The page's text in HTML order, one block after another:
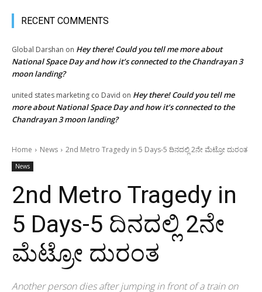
RECENT COMMENTS
Global Darshan on Hey there! Could you tell me more about
National Space Day and how it’s connected to the Chandrayan 3
moon landing?
united states marketing co David on Hey there! Could you tell me
more about National Space Day and how it’s connected to the
Chandrayan 3 moon landing?